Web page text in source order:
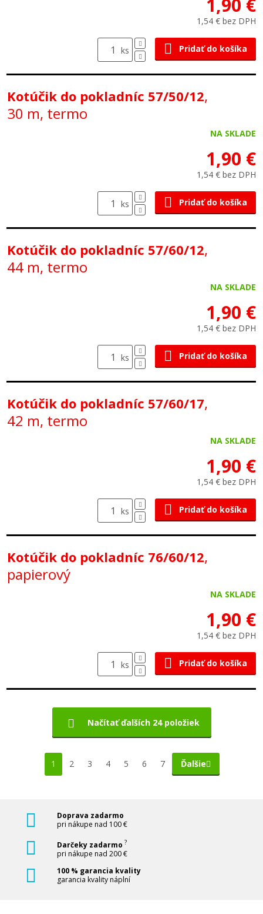
1,90 €
1,54 € bez DPH
ks Pridať do košíka
Kotúčik do pokladníc 57/50/12,
30 m, termo
NA SKLADE
1,90 €
1,54 € bez DPH
ks Pridať do košíka
Kotúčik do pokladníc 57/60/12,
44 m, termo
NA SKLADE
1,90 €
1,54 € bez DPH
ks Pridať do košíka
Kotúčik do pokladníc 57/60/17,
42 m, termo
NA SKLADE
1,90 €
1,54 € bez DPH
ks Pridať do košíka
Kotúčik do pokladníc 76/60/12,
papierový
NA SKLADE
1,90 €
1,54 € bez DPH
ks Pridať do košíka
1 2 3 4 5 6 7 Ďalšie
Načítať ďalších 24 položiek
Doprava zadarmo
pri nákupe nad 100 €
Darčeky zadarmo ?
pri nákupe nad 200 €
100 % garancia kvality
garancia kvality náplní